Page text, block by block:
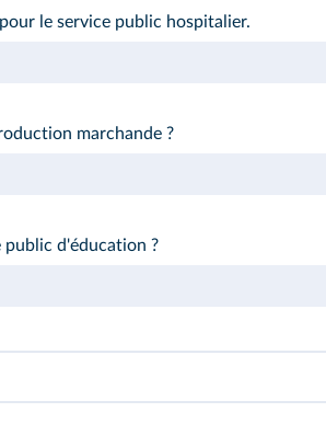
le service public hospitalier.
marchande ?
d'éducation ?